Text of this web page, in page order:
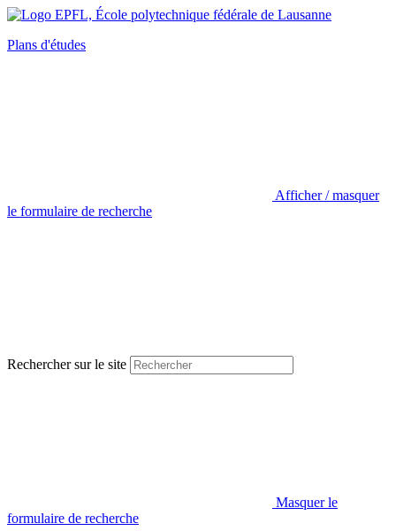
Plans d'études
Afficher / masquer
le formulaire de recherche
Rechercher sur le site
Masquer le
formulaire de recherche